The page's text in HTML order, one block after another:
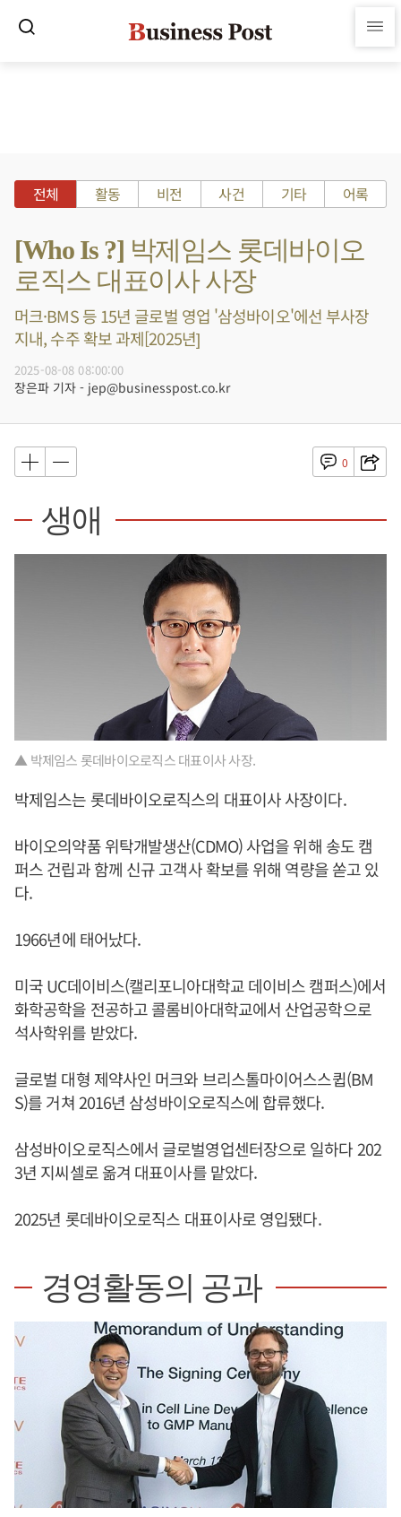
전체 활동 비전 사건 기타 어록
[Who Is ?] 박제임스 롯데바이오
로직스 대표이사 사장
머크·BMS 등 15년 글로벌 영업 '삼성바이오'에선 부사장
지내, 수주 확보 과제[2025년]
2025-08-08 08:00:00
장은파 기자 - jep@businesspost.co.kr
0
생애
▲ 박제임스 롯데바이오로직스 대표이사 사장.
박제임스는 롯데바이오로직스의 대표이사 사장이다.
바이오의약품 위탁개발생산(CDMO) 사업을 위해 송도 캠
퍼스 건립과 함께 신규 고객사 확보를 위해 역량을 쏟고 있
다.
1966년에 태어났다.
미국 UC데이비스(캘리포니아대학교 데이비스 캠퍼스)에서
화학공학을 전공하고 콜롬비아대학교에서 산업공학으로
석사학위를 받았다.
글로벌 대형 제약사인 머크와 브리스톨마이어스스큅(BM
S)를 거쳐 2016년 삼성바이오로직스에 합류했다.
삼성바이오로직스에서 글로벌영업센터장으로 일하다 202
3년 지씨셀로 옮겨 대표이사를 맡았다.
2025년 롯데바이오로직스 대표이사로 영입됐다.
경영활동의 공과